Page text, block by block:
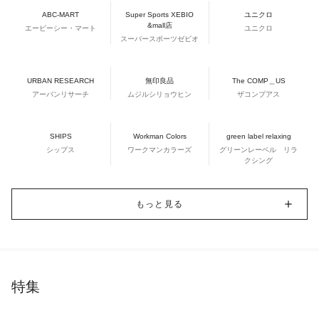
ABC-MART
エービーシー・マート
Super Sports XEBIO
&mall店
スーパースポーツゼビオ
ユニクロ
ユニクロ
URBAN RESEARCH
アーバンリサーチ
無印良品
ムジルシリョウヒン
The COMP＿US
ザコンプアス
SHIPS
シップス
Workman Colors
ワークマンカラーズ
green label relaxing
グリーンレーベル リラ
クシング
もっと見る
特集